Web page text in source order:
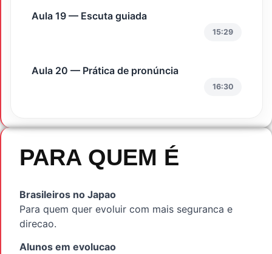
Aula 19 — Escuta guiada
15:29
Aula 20 — Prática de pronúncia
16:30
PARA QUEM É
Brasileiros no Japao
Para quem quer evoluir com mais seguranca e
direcao.
Alunos em evolucao